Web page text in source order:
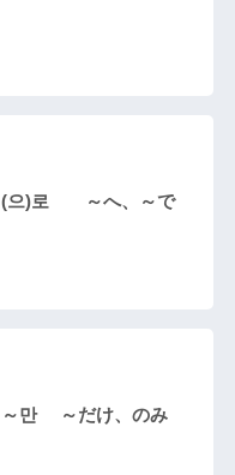
TOPIK 1-2級 <52> (으)로 ～へ、～で
TOPIK 1-2級 <51> ～만 ～だけ、のみ